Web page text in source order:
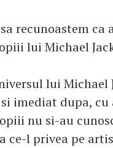
recunoastem ca
lui Michael
lui Michael
imediat dupa,
nu si-au
ce-l privea pe